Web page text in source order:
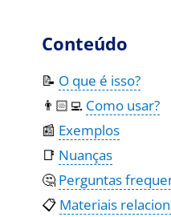
Conteúdo
📝 O que é isso?
👨🏻‍💻 Como usar?
📰 Exemplos
📑 Nuanças
🤔 Perguntas
📋 Materiais